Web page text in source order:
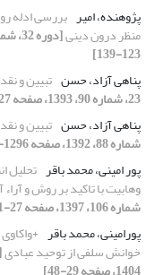
پژوهنده، امیر بررسی ادله
منظر درون دینی
123-139]
پناهی آزاد، حسن تبیین و
23، شماره 90، 1393، صفحه 127-142]
پناهی آزاد، حسن تبیین و
شماره 88، 1392، صفحه 1296-150]
پور امینی، محمد باقر تحلیل
وهابیت با تاکید بر روش و
شماره 106، 1397، صفحه 27-51]
پورامینی، محمد باقر
خوانش سلفی از توحید عبادی